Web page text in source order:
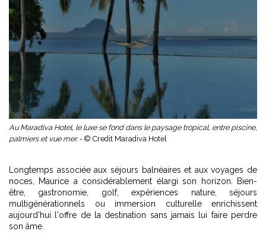
Au Maradiva Hotel, le luxe se fond dans le paysage tropical, entre piscine,
palmiers et vue mer. - © Credit Maradiva Hotel
Longtemps associée aux séjours balnéaires et aux voyages de
noces, Maurice a considérablement élargi son horizon. Bien-
être, gastronomie, golf, expériences nature, séjours
multigénérationnels ou immersion culturelle enrichissent
aujourd'hui l'offre de la destination sans jamais lui faire perdre
son âme.